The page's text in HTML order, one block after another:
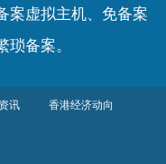
案虚拟主机、 免备案
备案。
讯 香港经济动向